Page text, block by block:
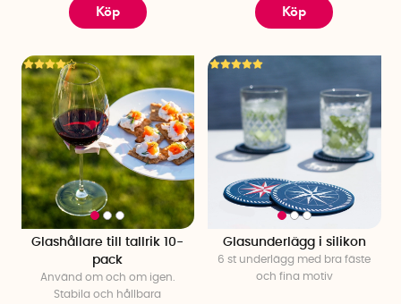
Köp Köp
Glashållare till tallrik 10-
pack
Använd om och om igen.
Stabila och hållbara
Glasunderlägg i silikon
6 st underlägg med bra fäste
och fina motiv